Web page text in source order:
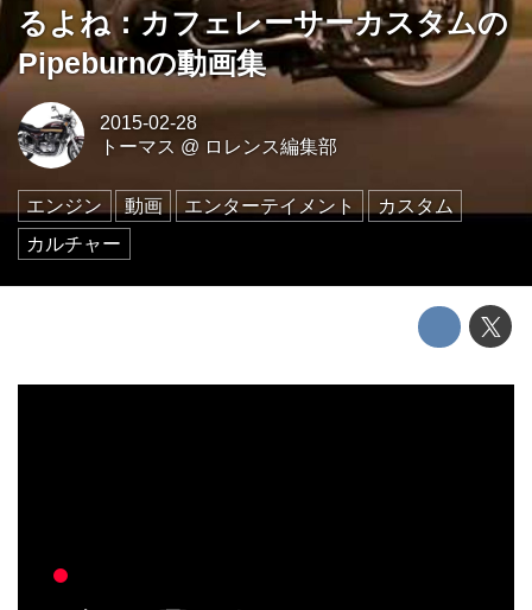
るよね：カフェレーサーカスタムの
Pipeburnの動画集
2015-02-28
トーマス @ ロレンス編集部
エンジン 動画 エンターテイメント
カスタム
カルチャー